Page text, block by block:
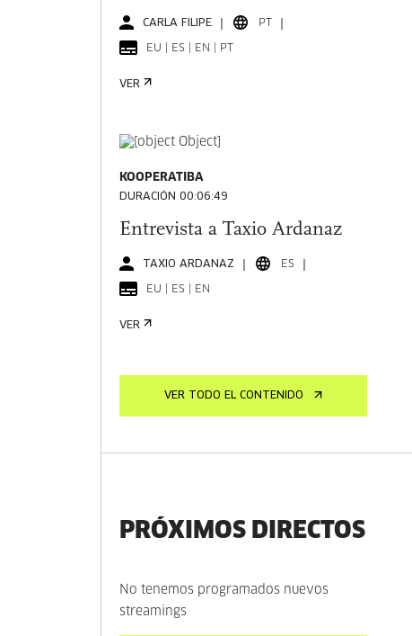
CARLA FILIPE PT
EU | ES | EN | PT
VER
KOOPERATIBA
DURACIÓN 00:06:49
Entrevista a Taxio Ardanaz
TAXIO ARDANAZ ES
EU | ES | EN
VER
VER TODO EL CONTENIDO
PRÓXIMOS DIRECTOS
No tenemos programados nuevos
streamings